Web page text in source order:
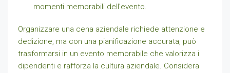
momenti memorabili dell’evento.
Organizzare una cena aziendale richiede attenzione e
dedizione, ma con una pianificazione accurata, può
trasformarsi in un evento memorabile che valorizza i
dipendenti e rafforza la cultura aziendale. Considera